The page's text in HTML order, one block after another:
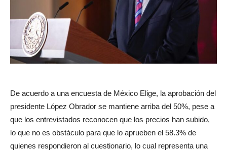
De acuerdo a una encuesta de México Elige, la aprobación del
presidente López Obrador se mantiene arriba del 50%, pese a
que los entrevistados reconocen que los precios han subido,
lo que no es obstáculo para que lo aprueben el 58.3% de
quienes respondieron al cuestionario, lo cual representa una